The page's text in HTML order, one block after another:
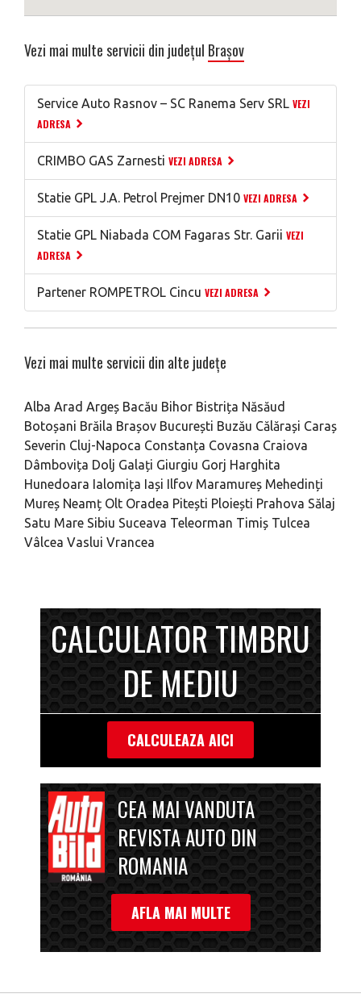
Vezi mai multe servicii din județul Brașov
Service Auto Rasnov – SC Ranema Serv SRL VEZI
ADRESA
CRIMBO GAS Zarnesti VEZI ADRESA
Statie GPL J.A. Petrol Prejmer DN10 VEZI ADRESA
Statie GPL Niabada COM Fagaras Str. Garii VEZI
ADRESA
Partener ROMPETROL Cincu VEZI ADRESA
Vezi mai multe servicii din alte județe
Alba Arad Argeș Bacău Bihor Bistrița Năsăud
Botoșani Brăila Brașov București Buzău Călărași Caraș
Severin Cluj-Napoca Constanța Covasna Craiova
Dâmbovița Dolj Galați Giurgiu Gorj Harghita
Hunedoara Ialomița Iași Ilfov Maramureș Mehedinți
Mureș Neamț Olt Oradea Pitești Ploiești Prahova Sălaj
Satu Mare Sibiu Suceava Teleorman Timiș Tulcea
Vâlcea Vaslui Vrancea
CALCULATOR TIMBRU
DE MEDIU
CALCULEAZA AICI
CEA MAI VANDUTA
REVISTA AUTO DIN
ROMANIA
AFLA MAI MULTE